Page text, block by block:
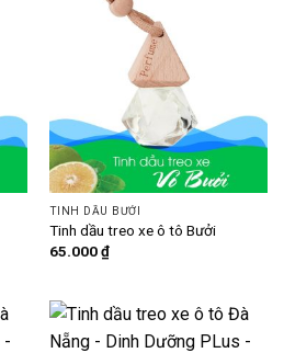
TINH DẦU BƯỞI
Tinh dầu treo xe ô tô Bưởi
65.000₫